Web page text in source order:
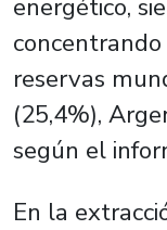
energético,
reservas
(25,4%),
según el
En la